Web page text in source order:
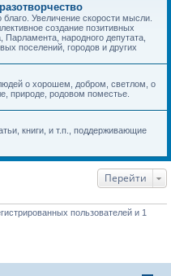
Увеличение скорости мысли.
создание позитивных
народного депутата,
поселений, городов и других
о хорошем, добром, светлом, о
природе, родовом поместье.
книги, и т.п., поддерживающие
Перейти
пользователей и 1